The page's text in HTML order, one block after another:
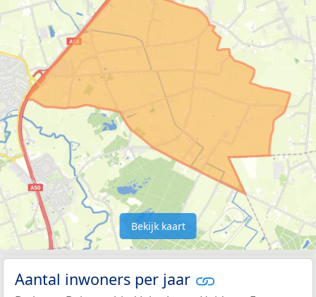
Bekijk kaart
Aantal inwoners per jaar